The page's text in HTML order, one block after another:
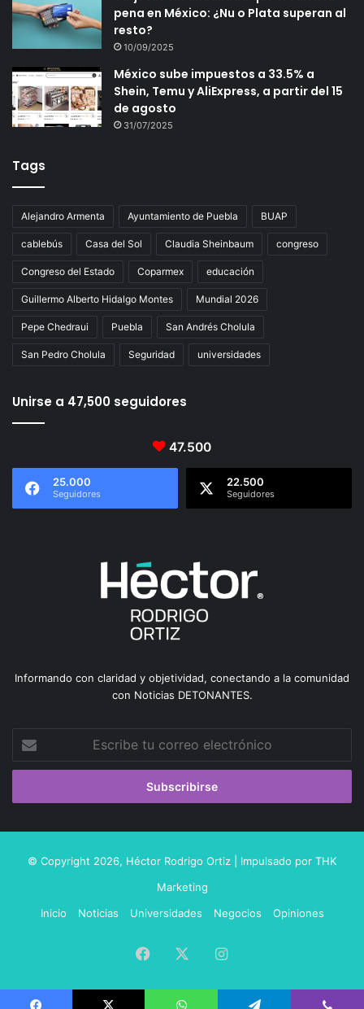
pena en México: ¿Nu o Plata superan al
resto?
10/09/2025
México sube impuestos a 33.5% a
Shein, Temu y AliExpress, a partir del 15
de agosto
31/07/2025
Tags
Alejandro Armenta Ayuntamiento de Puebla BUAP
cablebús Casa del Sol Claudia Sheinbaum congreso
Congreso del Estado Coparmex educación
Guillermo Alberto Hidalgo Montes Mundial 2026
Pepe Chedraui Puebla San Andrés Cholula
San Pedro Cholula Seguridad universidades
Unirse a 47,500 seguidores
47.500
25.000
Seguidores
22.500
Seguidores
Informando con claridad y objetividad, conectando a la comunidad
con Noticias DETONANTES.
correo
© Copyright 2026, Héctor Rodrigo Ortiz | Impulsado por THK
Marketing
Inicio
Noticias Universidades Negocios Opiniones
Facebook Instagram